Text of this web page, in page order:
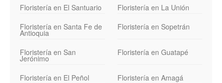
Floristería en El Santuario
Floristería en La Unión
Floristería en Santa Fe de
Antioquia
Floristería en Sopetrán
Floristería en San
Jerónimo
Floristería en Guatapé
Floristería en El Peñol
Floristería en Amagá